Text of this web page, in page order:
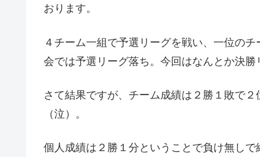
おります。
４チーム一組で予選リーグを戦い、一位の
会では予選リーグ落ち。今回はなんとか決勝
さて結果ですが、チーム成績は２勝１敗で
（泣）。
個人成績は２勝１分ということで負け無し